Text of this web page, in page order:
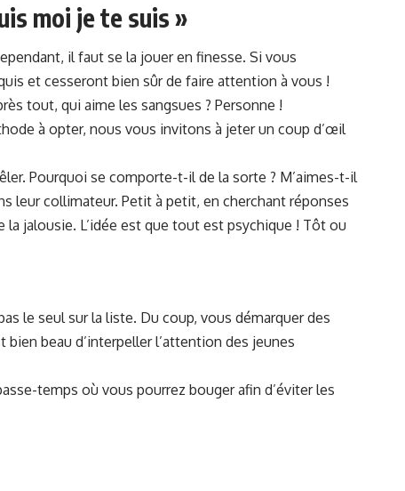
moi je te suis »
il faut se la jouer en finesse. Si vous
et cesseront bien sûr de faire attention à vous !
tout, qui aime les sangsues ? Personne !
à opter, nous vous invitons à jeter un coup d’œil
Pourquoi se comporte-t-il de la sorte ? M’aimes-t-il
leur collimateur. Petit à petit, en cherchant réponses
jalousie. L’idée est que tout est psychique ! Tôt ou
le seul sur la liste. Du coup, vous démarquer des
bien beau d’interpeller l’attention des jeunes
temps où vous pourrez bouger afin d’éviter les